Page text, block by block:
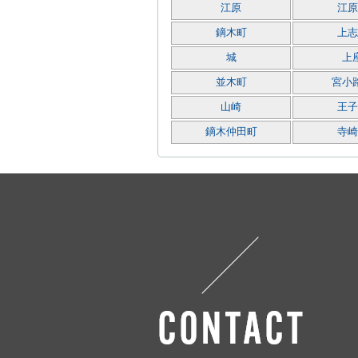
江原 江
鏑木町 上
城 上
並木町 宮小
山崎 王
鏑木仲田町 寺